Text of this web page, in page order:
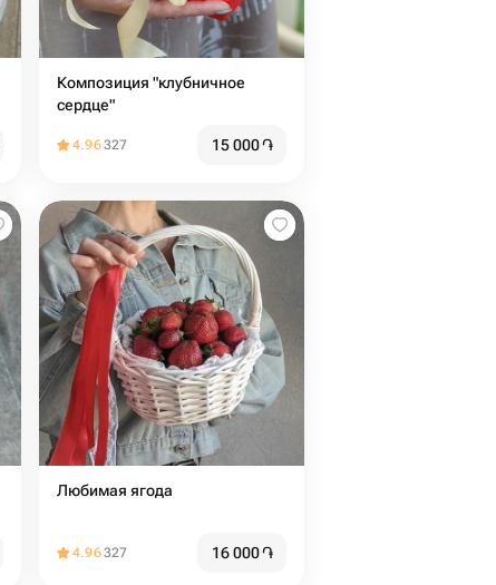
Композиция "клубничное
сердце"
4.96327 15 000֏
Любимая ягода
4.96327 16 000֏